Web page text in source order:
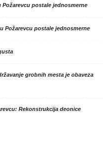
postale jednosmerne
Požarevcu postale jednosmerne
grobnih mesta je obaveza
Rekonstrukcija deonice